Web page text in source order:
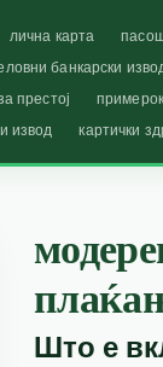
лична карта
банкарски
престој
извод картички
Што е